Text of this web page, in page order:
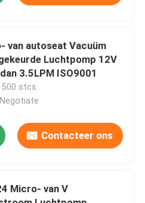
op
van autoseat Vacuüm
Luchtpomp 12V
3.5LPM ISO9001
500 stcs
Contacteer ons
Micro- van V